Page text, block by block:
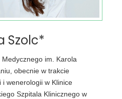
Szolc*
im. Karola
obecnie w trakcie
wenerologii w Klinice
Szpitala Klinicznego w